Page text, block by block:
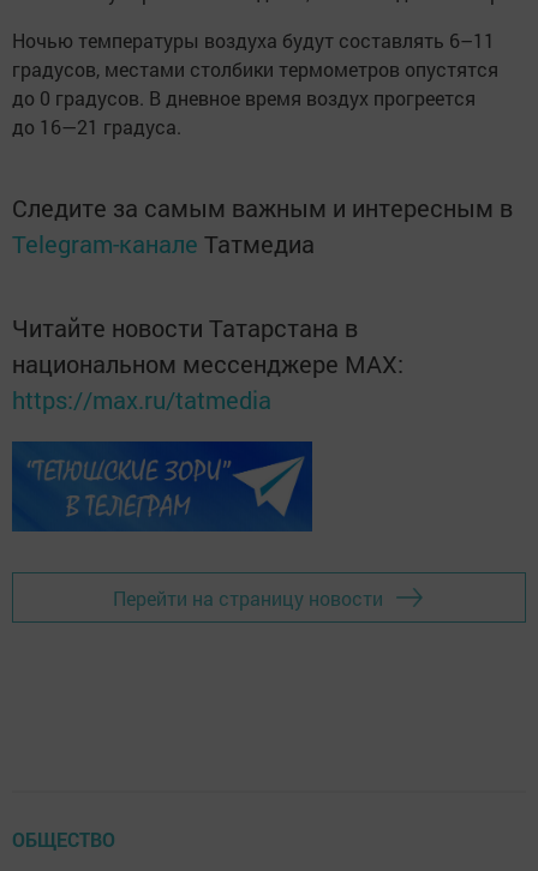
Ночью температуры воздуха будут составлять 6–11
градусов, местами столбики термометров опустятся
до 0 градусов. В дневное время воздух прогреется
до 16—21 градуса.
Следите за самым важным и интересным в
Telegram-канале Татмедиа
Читайте новости Татарстана в
национальном мессенджере MАХ:
https://max.ru/tatmedia
Перейти на страницу новости
ОБЩЕСТВО